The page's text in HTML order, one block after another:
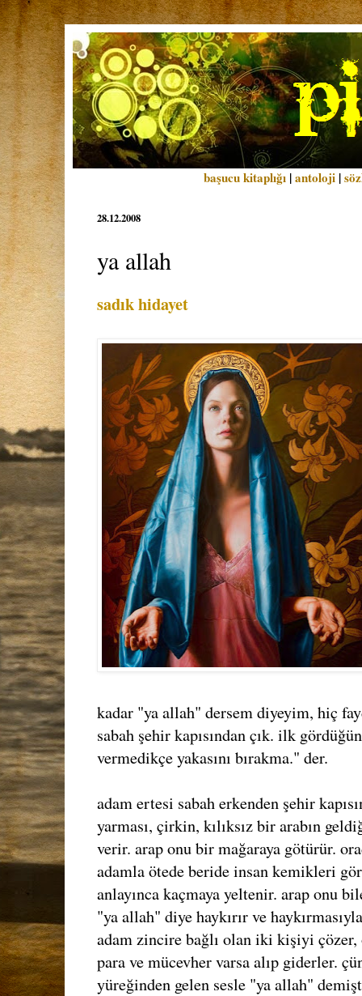
başucu kitaplığı |antoloji |
28.12.2008
ya allah
sadık hidayet
kadar "ya allah" dersem diyeyim, hiç
sabah şehir kapısından çık. ilk
vermedikçe yakasını bırakma." der.
adam ertesi sabah erkenden şehir
yarması, çirkin, kılıksız bir arabın
verir. arap onu bir mağaraya götürür.
adamla ötede beride insan kemikleri
anlayınca kaçmaya yeltenir. arap onu
"ya allah" diye haykırır ve
adam zincire bağlı olan iki kişiyi
para ve mücevher varsa alıp giderler.
yüreğinden gelen sesle "ya allah"